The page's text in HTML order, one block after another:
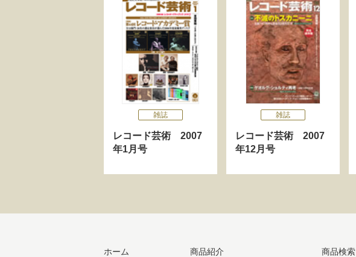
雑誌
レコード芸術 2007
年1月号
雑誌
レコード芸術 2007
年12月号
ホーム
商品紹介
商品検索